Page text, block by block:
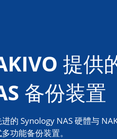
提供
备份装置
的 Synology NAS 硬體与
功能备份装置。